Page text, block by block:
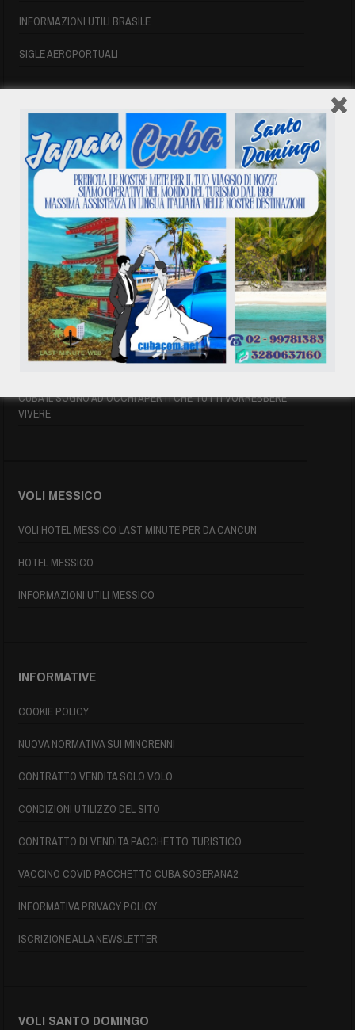
INFORMAZIONI UTILI BRASILE
SIGLE AEROPORTUALI
VOLI CUBA
VOLI CUBA
VOLI CUBA LAST MINUTE
VOLI DI LINEA CUBA
AFFITTO CASE A PLAYA DEL ESTE
ASSICURAZIONE E VISTO CUBA
INFORMAZIONI UTILI
MAPPA DI CUBA
CUBA IL SOGNO AD OCCHI APERTI CHE TUTTI VORREBBERE
VIVERE
VOLI MESSICO
VOLI HOTEL MESSICO LAST MINUTE PER DA CANCUN
HOTEL MESSICO
INFORMAZIONI UTILI MESSICO
INFORMATIVE
COOKIE POLICY
NUOVA NORMATIVA SUI MINORENNI
CONTRATTO VENDITA SOLO VOLO
CONDIZIONI UTILIZZO DEL SITO
CONTRATTO DI VENDITA PACCHETTO TURISTICO
VACCINO COVID PACCHETTO CUBA SOBERANA2
INFORMATIVA PRIVACY POLICY
ISCRIZIONE ALLA NEWSLETTER
VOLI SANTO DOMINGO